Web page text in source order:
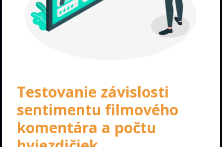
Testovanie závislosti
sentimentu filmového
komentára a počtu